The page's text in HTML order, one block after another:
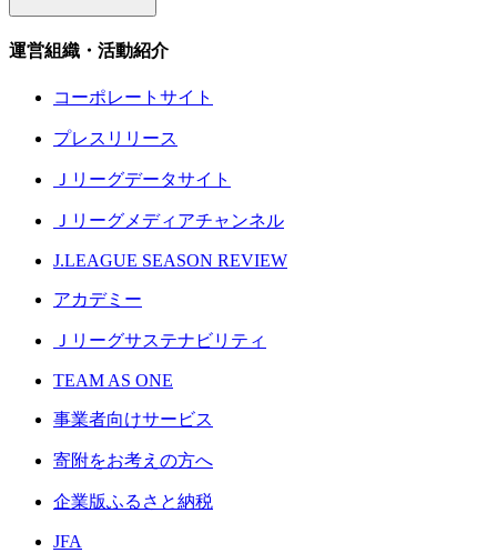
運営組織・活動紹介
コーポレートサイト
プレスリリース
Ｊリーグデータサイト
Ｊリーグメディアチャンネル
J.LEAGUE SEASON REVIEW
アカデミー
Ｊリーグサステナビリティ
TEAM AS ONE
事業者向けサービス
寄附をお考えの方へ
企業版ふるさと納税
JFA